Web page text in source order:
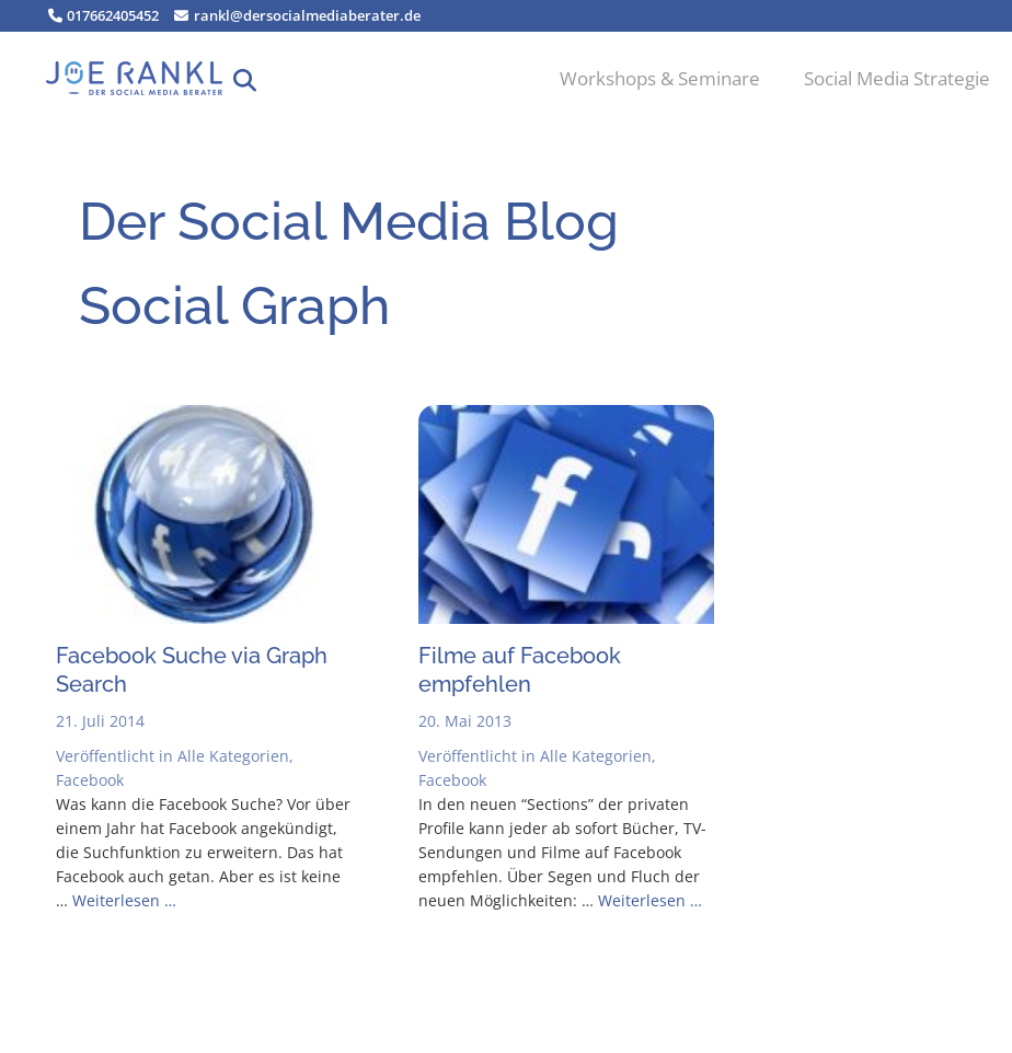
Inhalt
springen
017662405452 rankl@dersocialmediaberater.de
Workshops & Seminare Social Media Strategie
Der Social Media Blog
Social Graph
Face­book Suche via Graph
Search
21. Juli 2014
Veröffentlicht in Alle Kategorien,
Facebook
Was kann die Face­book Suche? Vor über
einem Jahr hat Face­book ange­kün­digt,
die Such­funk­ti­on zu erwei­tern. Das hat
Face­book auch getan. Aber es ist kei­ne
… Wei­ter­le­sen …
Fil­me auf Face­book
empfehlen
20. Mai 2013
Veröffentlicht in Alle Kategorien,
Facebook
In den neu­en “Sec­tions” der pri­va­ten
Pro­fi­le kann jeder ab sofort Bücher, TV-
Sen­­dun­­gen und Fil­me auf Face­book
emp­feh­len. Über Segen und Fluch der
neu­en Mög­lich­kei­ten: … Wei­ter­le­sen …